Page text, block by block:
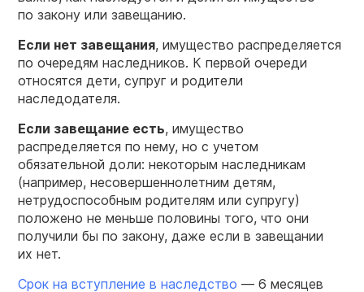
по закону или завещанию.
Если нет завещания, имущество распределяется
по очередям наследников. К первой очереди
относятся дети, супруг и родители
наследодателя.
Если завещание есть, имущество
распределяется по нему, но с учетом
обязательной доли: некоторым наследникам
(например, несовершеннолетним детям,
нетрудоспособным родителям или супругу)
положено не меньше половины того, что они
получили бы по закону, даже если в завещании
их нет.
Срок на вступление в наследство — 6 месяцев